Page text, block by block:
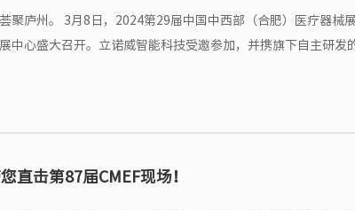
聚庐州。 3月8日，2024第29届中国中西部（合肥）医疗器械
中心盛大召开。立诺威智能科技受邀参加，并携旗下自主研发
直击第87届CMEF现场！